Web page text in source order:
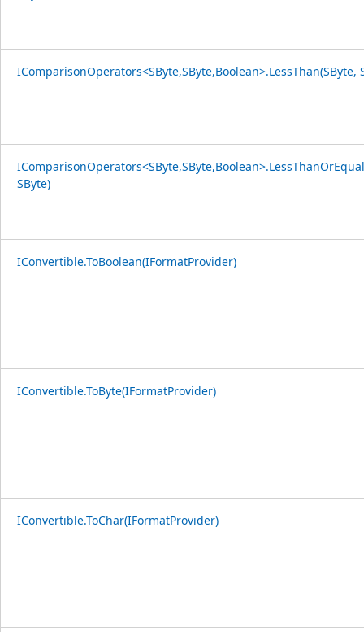
IComparisonOperators<SByte,SByte,Boolean>.LessThan(SByte,
SByte)
IConvertible.ToBoolean(IFormatProvider)
IConvertible.ToByte(IFormatProvider)
IConvertible.ToChar(IFormatProvider)